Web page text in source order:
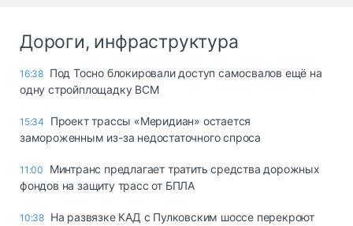
Дороги, инфраструктура
16:38 Под Тосно блокировали доступ самосвалов ещё на
одну стройплощадку ВСМ
15:34
Проект трассы «Меридиан» остается
замороженным из-за недостаточного спроса
11:00
Минтранс предлагает тратить средства дорожных
фондов на защиту трасс от БПЛА
10:38 На развязке КАД с Пулковским шоссе перекроют